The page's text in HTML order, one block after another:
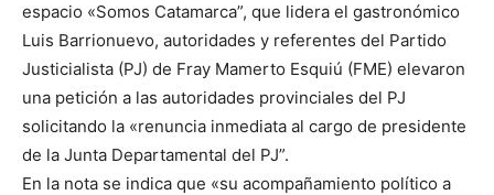
espacio «Somos Catamarca”, que lidera el gastronómico
Luis Barrionuevo, autoridades y referentes del Partido
Justicialista (PJ) de Fray Mamerto Esquiú (FME) elevaron
una petición a las autoridades provinciales del PJ
solicitando la «renuncia inmediata al cargo de presidente
de la Junta Departamental del PJ”.
En la nota se indica que «su acompañamiento político a